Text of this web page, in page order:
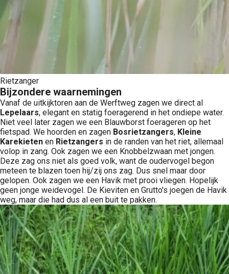
Rietzanger
Bijzondere waarnemingen
Vanaf de uitkijktoren aan de Werftweg zagen we direct al
Lepelaars, elegant en statig foeragerend in het ondiepe water.
Niet veel later zagen we een Blauwborst foerageren op het
fietspad. We hoorden en zagen Bosrietzangers, Kleine
Karekieten en Rietzangers in de randen van het riet, allemaal
volop in zang. Ook zagen we een Knobbelzwaan met jongen.
Deze zag ons niet als goed volk, want de oudervogel begon
meteen te blazen toen hij/zij ons zag. Dus snel maar door
gelopen. Ook zagen we een Havik met prooi vliegen. Hopelijk
geen jonge weidevogel. De Kieviten en Grutto's joegen de Havik
weg, maar die had dus al een buit te pakken.